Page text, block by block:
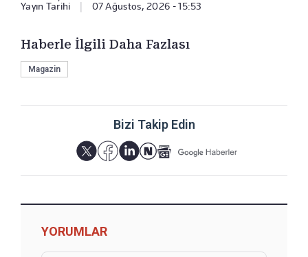
Yayın Tarihi 07 Ağustos, 2026 - 15:53
Haberle İlgili Daha Fazlası
Magazin
Bizi Takip Edin
YORUMLAR